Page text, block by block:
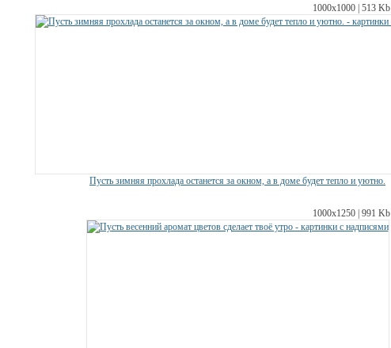
1000х1000 | 513 Kb
Пусть зимняя прохлада останется за окном, а в доме будет тепло и уютно.
1000х1250 | 991 Kb